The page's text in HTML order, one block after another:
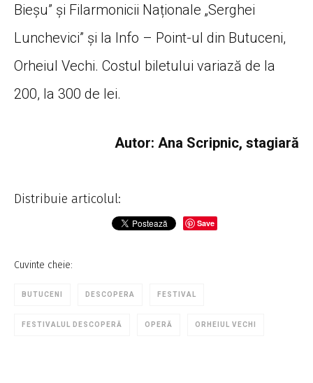
Bieșu” și Filarmonicii Naționale „Serghei
Lunchevici” și la Info – Point-ul din Butuceni,
Orheiul Vechi. Costul biletului variază de la
200, la 300 de lei.
Autor: Ana Scripnic, stagiară
Distribuie articolul:
Save
Cuvinte cheie:
BUTUCENI DESCOPERA FESTIVAL
FESTIVALUL DESCOPERĂ OPERĂ ORHEIUL VECHI